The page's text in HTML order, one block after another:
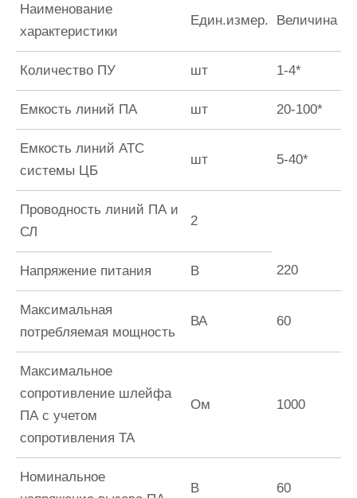
Наименование
характеристики
Един.измер. Величина
Количество ПУ шт 1-4*
Емкость линий ПА шт 20-100*
Емкость линий АТС
системы ЦБ
шт 5-40*
Проводность линий ПА и
СЛ
2
Напряжение питания В 220
Максимальная
потребляемая мощность
ВА 60
Максимальное
сопротивление шлейфа
ПА с учетом
сопротивления ТА
Ом 1000
Номинальное
В 60